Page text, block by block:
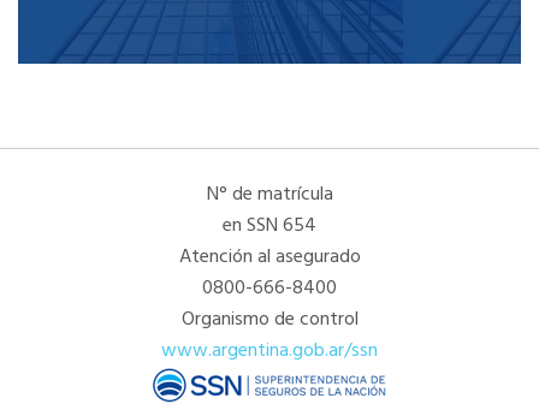
N° de matrícula
en SSN 654
Atención al asegurado
0800-666-8400
Organismo de control
www.argentina.gob.ar/ssn